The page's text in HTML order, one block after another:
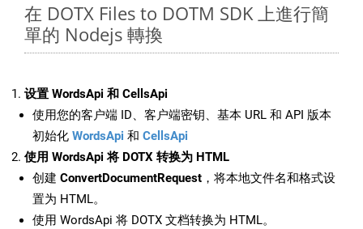
在 DOTX Files to DOTM SDK 上進行簡
單的 Nodejs 轉換
设置 WordsApi 和 CellsApi
使用您的客户端 ID、客户端密钥、基本 URL 和 API 版本
初始化 WordsApi 和 CellsApi
使用 WordsApi 将 DOTX 转换为 HTML
创建 ConvertDocumentRequest ，将本地文件名和格式设
置为 HTML。
使用 WordsApi 将 DOTX 文档转换为 HTML。